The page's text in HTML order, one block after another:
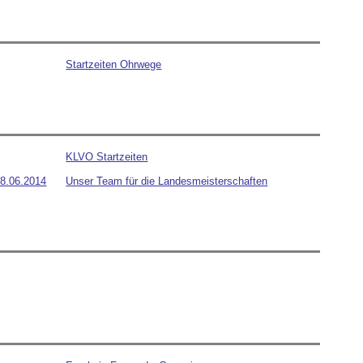
Startzeiten Ohrwege
KLVO Startzeiten
Unser Team für die Landesmeisterschaften